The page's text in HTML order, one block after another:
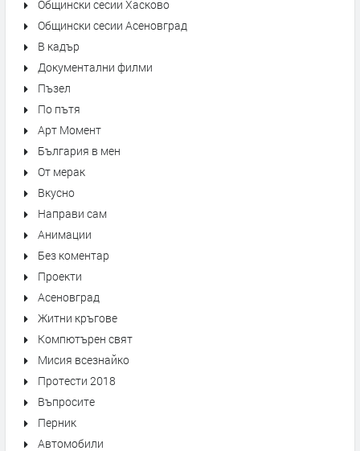
Общински сесии Хасково
Общински сесии Асеновград
В кадър
Документални филми
Пъзел
По пътя
Арт Момент
България в мен
От мерак
Вкусно
Направи сам
Анимации
Без коментар
Проекти
Асеновград
Житни кръгове
Компютърен свят
Мисия всезнайко
Протести 2018
Въпросите
Перник
Автомобили